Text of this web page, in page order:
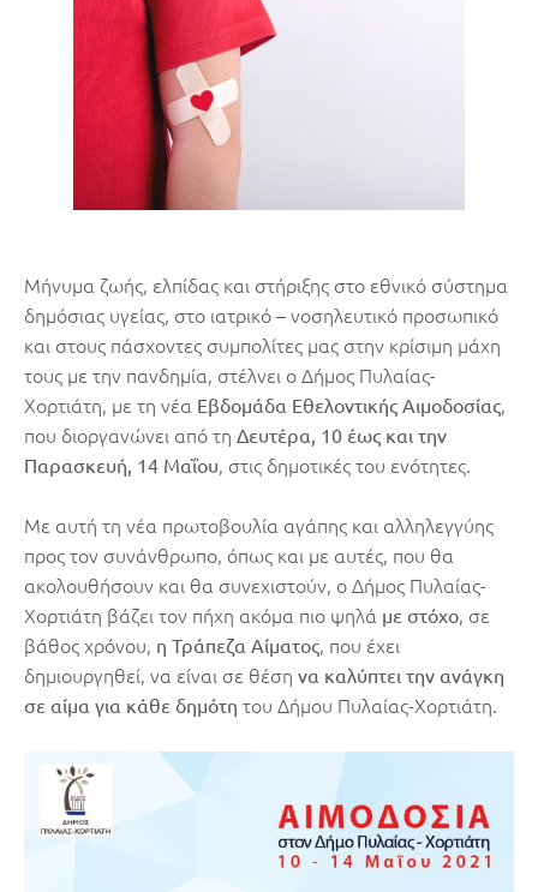
Μήνυμα ζωής, ελπίδας και στήριξης στο εθνικό σύστημα
δημόσιας υγείας, στο ιατρικό – νοσηλευτικό προσωπικό
και στους πάσχοντες συμπολίτες μας στην κρίσιμη μάχη
τους με την πανδημία, στέλνει ο Δήμος Πυλαίας-
Χορτιάτη, με τη νέα Εβδομάδα Εθελοντικής Αιμοδοσίας,
που διοργανώνει από τη Δευτέρα, 10 έως και την
Παρασκευή, 14 Μαΐου, στις δημοτικές του ενότητες.
Με αυτή τη νέα πρωτοβουλία αγάπης και αλληλεγγύης
προς τον συνάνθρωπο, όπως και με αυτές, που θα
ακολουθήσουν και θα συνεχιστούν, ο Δήμος Πυλαίας-
Χορτιάτη βάζει τον πήχη ακόμα πιο ψηλά με στόχο, σε
βάθος χρόνου, η Τράπεζα Αίματος, που έχει
δημιουργηθεί, να είναι σε θέση να καλύπτει την ανάγκη
σε αίμα για κάθε δημότη του Δήμου Πυλαίας-Χορτιάτη.